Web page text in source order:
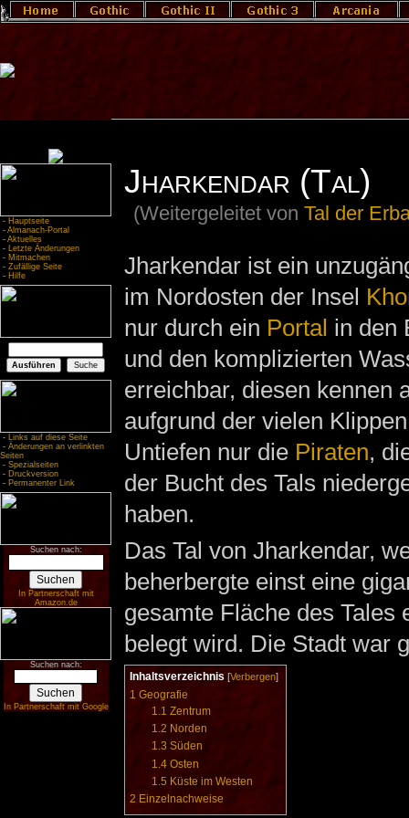
- Hauptseite
- Almanach-Portal
- Aktuelles
- Letzte Änderungen
- Mitmachen
- Zufällige Seite
- Hilfe
- Links auf diese Seite
- Änderungen an verlinkten
Seiten
- Spezialseiten
- Druckversion
- Permanenter Link
Suchen nach:
In Partnerschaft mit
Amazon.de
Suchen nach:
In Partnerschaft mit Google
Jharkendar (Tal)
(Weitergeleitet vonTal der
Jharkendar ist ein
im Nordosten der Insel
nur durch ein Portal in den
und den komplizierten
erreichbar, diesen kennen
aufgrund der vielen
Untiefen nur die Piraten,
der Bucht des Tals
haben.
Das Tal von Jharkendar,
beherbergte einst eine
gesamte Fläche des
belegt wird. Die Stadt war
Inhaltsverzeichnis [Verbergen]
1 Geografie
1.1 Zentrum
1.2 Norden
1.3 Süden
1.4 Osten
1.5 Küste im Westen
2 Einzelnachweise